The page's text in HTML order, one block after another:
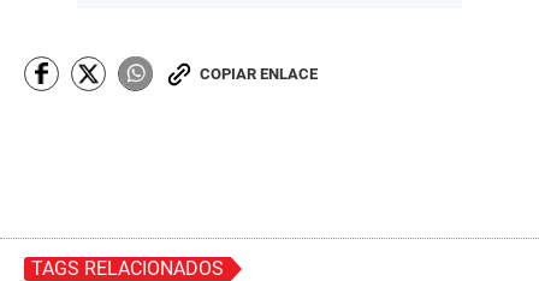
COPIAR ENLACE
TAGS RELACIONADOS